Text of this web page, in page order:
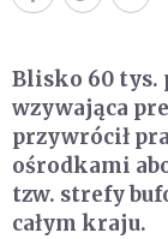
Blisko 60 tys.
wzywająca
przywrócił
ośrodkami
tzw. strefy
całym kraju.